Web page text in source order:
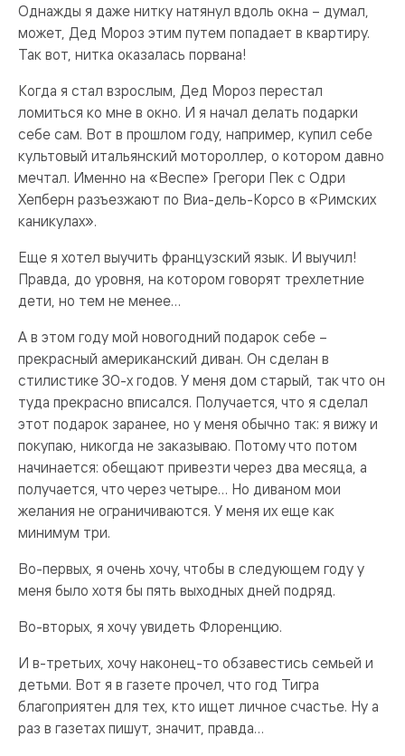
Однажды я даже нитку натянул вдоль окна – думал,
может, Дед Мороз этим путем попадает в квартиру.
Так вот, нитка оказалась порвана!
Когда я стал взрослым, Дед Мороз перестал
ломиться ко мне в окно. И я начал делать подарки
себе сам. Вот в прошлом году, например, купил себе
культовый итальянский мотороллер, о котором давно
мечтал. Именно на «Веспе» Грегори Пек с Одри
Хепберн разъезжают по Виа-дель-Корсо в «Римских
каникулах».
Еще я хотел выучить французский язык. И выучил!
Правда, до уровня, на котором говорят трехлетние
дети, но тем не менее…
А в этом году мой новогодний подарок себе –
прекрасный американский диван. Он сделан в
стилистике 30-х годов. У меня дом старый, так что он
туда прекрасно вписался. Получается, что я сделал
этот подарок заранее, но у меня обычно так: я вижу и
покупаю, никогда не заказываю. Потому что потом
начинается: обещают привезти через два месяца, а
получается, что через четыре… Но диваном мои
желания не ограничиваются. У меня их еще как
минимум три.
Во-первых, я очень хочу, чтобы в следующем году у
меня было хотя бы пять выходных дней подряд.
Во-вторых, я хочу увидеть Флоренцию.
И в-третьих, хочу наконец-то обзавестись семьей и
детьми. Вот я в газете прочел, что год Тигра
благоприятен для тех, кто ищет личное счастье. Ну а
раз в газетах пишут, значит, правда…